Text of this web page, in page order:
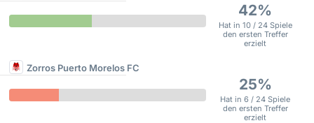
42%
Hat in 10 / 24 Spiele
den ersten Treffer
erzielt
Zorros Puerto Morelos FC
25%
Hat in 6 / 24 Spiele
den ersten Treffer
erzielt